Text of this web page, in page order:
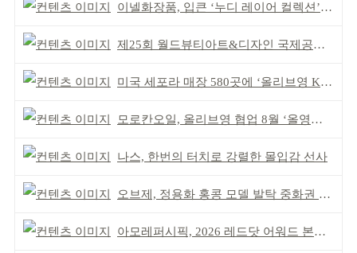
이넬화장품, 입큰 ‘누디 레이어 컬렉션’ 출시
제25회 월드뷰티아트&디자인 국제공모전 시상식 성황
미국 세포라 매장 580곳에 ‘올리브영 K뷰티에딧’ 론칭
모로칸오일, 올리브영 협업 8월 ‘올영픽’ 선정
나스, 한번의 터치로 강렬한 몰입감 선사
오브제, 정용화 홍콩 모델 발탁 중화권 공략 강화
아모레퍼시픽, 2026 레드닷 어워드 본상 2개 수상